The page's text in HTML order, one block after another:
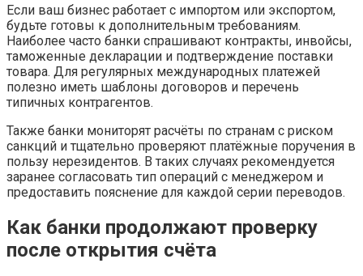
Если ваш бизнес работает с импортом или экспортом,
будьте готовы к дополнительным требованиям.
Наиболее часто банки спрашивают контракты, инвойсы,
таможенные декларации и подтверждение поставки
товара. Для регулярных международных платежей
полезно иметь шаблоны договоров и перечень
типичных контрагентов.
Также банки мониторят расчёты по странам с риском
санкций и тщательно проверяют платёжные поручения в
пользу нерезидентов. В таких случаях рекомендуется
заранее согласовать тип операций с менеджером и
предоставить пояснение для каждой серии переводов.
Как банки продолжают проверку
после открытия счёта